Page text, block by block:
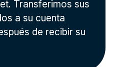
Transferimos sus
a su cuenta
de recibir su